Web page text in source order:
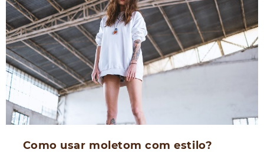
Como usar moletom com estilo?